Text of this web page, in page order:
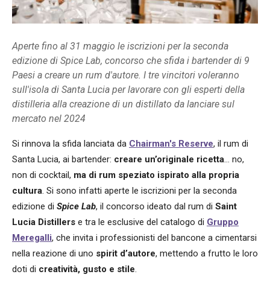
Aperte fino al 31 maggio le iscrizioni per la seconda
edizione di Spice Lab, concorso che sfida i bartender di 9
Paesi a creare un rum d'autore. I tre vincitori voleranno
sull'isola di Santa Lucia per lavorare con gli esperti della
distilleria alla creazione di un distillato da lanciare sul
mercato nel 2024
Si rinnova la sfida lanciata da Chairman's Reserve, il rum di
Santa Lucia, ai bartender: creare un’originale ricetta … no,
non di cocktail, ma di rum speziato ispirato alla propria
cultura . Si sono infatti aperte le iscrizioni per la seconda
edizione di Spice Lab, il concorso ideato dal rum di Saint
Lucia Distillers e tra le esclusive del catalogo di Gruppo
Meregalli, che invita i professionisti del bancone a cimentarsi
nella reazione di uno spirit d’autore, mettendo a frutto le loro
doti di creatività, gusto e stile